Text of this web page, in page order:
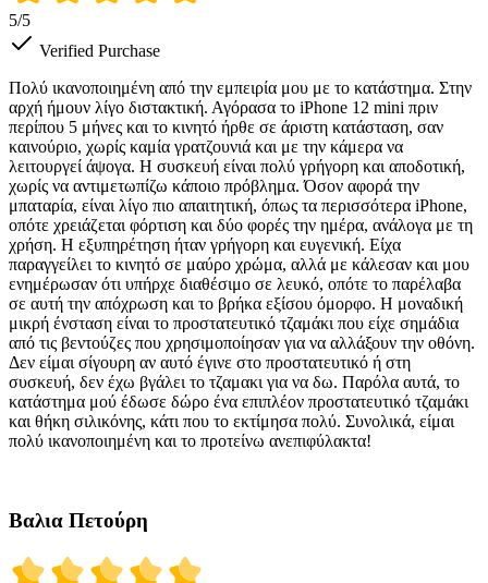
5/5
Verified Purchase
Πολύ ικανοποιημένη από την εμπειρία μου με το κατάστημα. Στην
αρχή ήμουν λίγο διστακτική. Αγόρασα το iPhone 12 mini πριν
περίπου 5 μήνες και το κινητό ήρθε σε άριστη κατάσταση, σαν
καινούριο, χωρίς καμία γρατζουνιά και με την κάμερα να
λειτουργεί άψογα. Η συσκευή είναι πολύ γρήγορη και αποδοτική,
χωρίς να αντιμετωπίζω κάποιο πρόβλημα. Όσον αφορά την
μπαταρία, είναι λίγο πιο απαιτητική, όπως τα περισσότερα iPhone,
οπότε χρειάζεται φόρτιση και δύο φορές την ημέρα, ανάλογα με τη
χρήση. Η εξυπηρέτηση ήταν γρήγορη και ευγενική. Είχα
παραγγείλει το κινητό σε μαύρο χρώμα, αλλά με κάλεσαν και μου
ενημέρωσαν ότι υπήρχε διαθέσιμο σε λευκό, οπότε το παρέλαβα
σε αυτή την απόχρωση και το βρήκα εξίσου όμορφο. Η μοναδική
μικρή ένσταση είναι το προστατευτικό τζαμάκι που είχε σημάδια
από τις βεντούζες που χρησιμοποίησαν για να αλλάξουν την οθόνη.
Δεν είμαι σίγουρη αν αυτό έγινε στο προστατευτικό ή στη
συσκευή, δεν έχω βγάλει το τζαμακι για να δω. Παρόλα αυτά, το
κατάστημα μού έδωσε δώρο ένα επιπλέον προστατευτικό τζαμάκι
και θήκη σιλικόνης, κάτι που το εκτίμησα πολύ. Συνολικά, είμαι
πολύ ικανοποιημένη και το προτείνω ανεπιφύλακτα!
Βαλια Πετούρη